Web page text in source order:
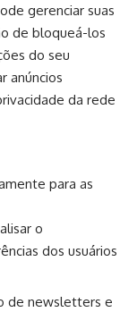
gerenciar suas
de bloqueá-los
do seu
anúncios
da rede
para as
o
dos usuários
de newsletters e